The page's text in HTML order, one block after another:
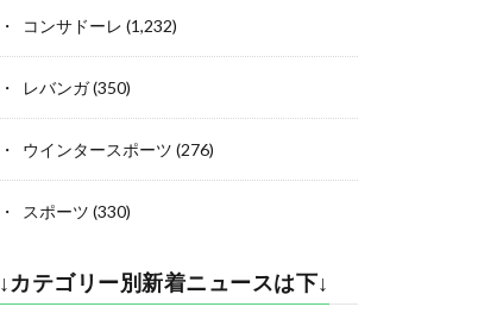
コンサドーレ (1,232)
レバンガ(350)
ウインタースポーツ (276)
スポーツ (330)
↓カテゴリー別新着ニュースは下↓